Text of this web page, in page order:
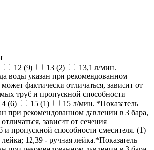
12 (9) 13 (2)
13,1 л/мин.
воды указан при рекомендованном
фактически отличаться, зависит от
труб и пропускной способности
(6) 15 (1)
15 л/мин. *Показатель
при рекомендованном давлении в 3 бара,
зависит от сечения
и пропускной способности смесителя. (1)
12,39 - ручная лейка.*Показатель